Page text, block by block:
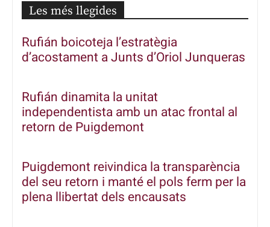
Les més llegides
Rufián boicoteja l’estratègia
d’acostament a Junts d’Oriol Junqueras
Rufián dinamita la unitat
independentista amb un atac frontal al
retorn de Puigdemont
Puigdemont reivindica la transparència
del seu retorn i manté el pols ferm per la
plena llibertat dels encausats